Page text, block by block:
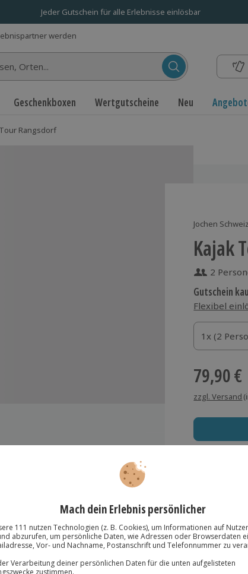
Jeder Gutschein für alle Erlebnisse einlösbar
werden
Geschenkboxen Wertgutscheine Neu
Rangsdorf
Jochen
Kajak
2
Gutschein
Flexibel
1x (2
1x (2
1x (2
79,90 €
zzgl. Versand
Immer
Große
Über
Volle
-15%*
übertragbar. Details